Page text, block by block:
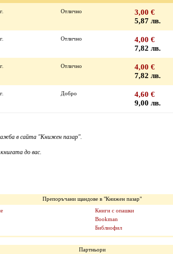
Отлично
3,00 €
5,87 лв.
Отлично
4,00 €
7,82 лв.
Отлично
4,00 €
7,82 лв.
Добро
4,60 €
9,00 лв.
в сайта "Книжен пазар".
до вас.
Препоръчани щандове в "Книжен пазар"
Книги с опашки
Bookman
Библиофил
Партньори